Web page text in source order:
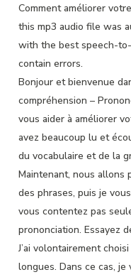
Comment améliorer
this mp3 audio file was
with the best speech-
contain errors.
Bonjour et bienvenue
compréhension –
vous aider à améliorer
avez beaucoup lu et
du vocabulaire et de la
Maintenant, nous allons
des phrases, puis je
vous contentez pas
prononciation. Essayez
J’ai volontairement
longues. Dans ce cas,